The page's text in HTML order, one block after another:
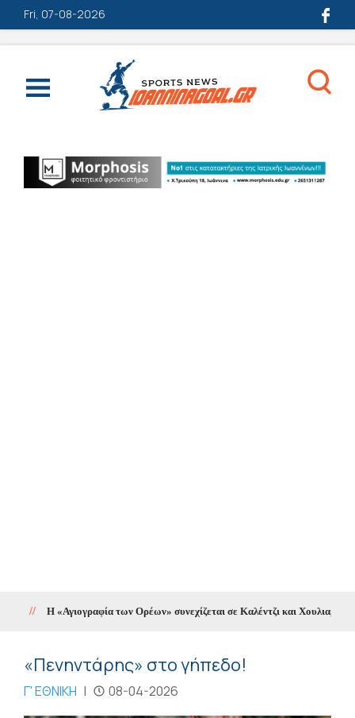
Fri, 07-08-2026
Η «Αγιογραφία των Ορέων» συνεχίζεται σε Καλέντζι και Χουλιαράδες
«Πενηντάρης» στο γήπεδο!
Γ' ΕΘΝΙΚΗ | 08-04-2026